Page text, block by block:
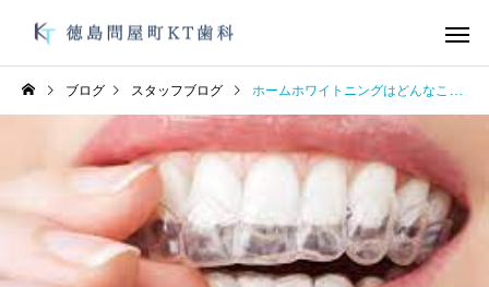
デュアルホワイトニン
グ
ガムピーリ
未分類 未分類
ブログ スタッフブログ ホームホワイトニングはどんなことをするの？